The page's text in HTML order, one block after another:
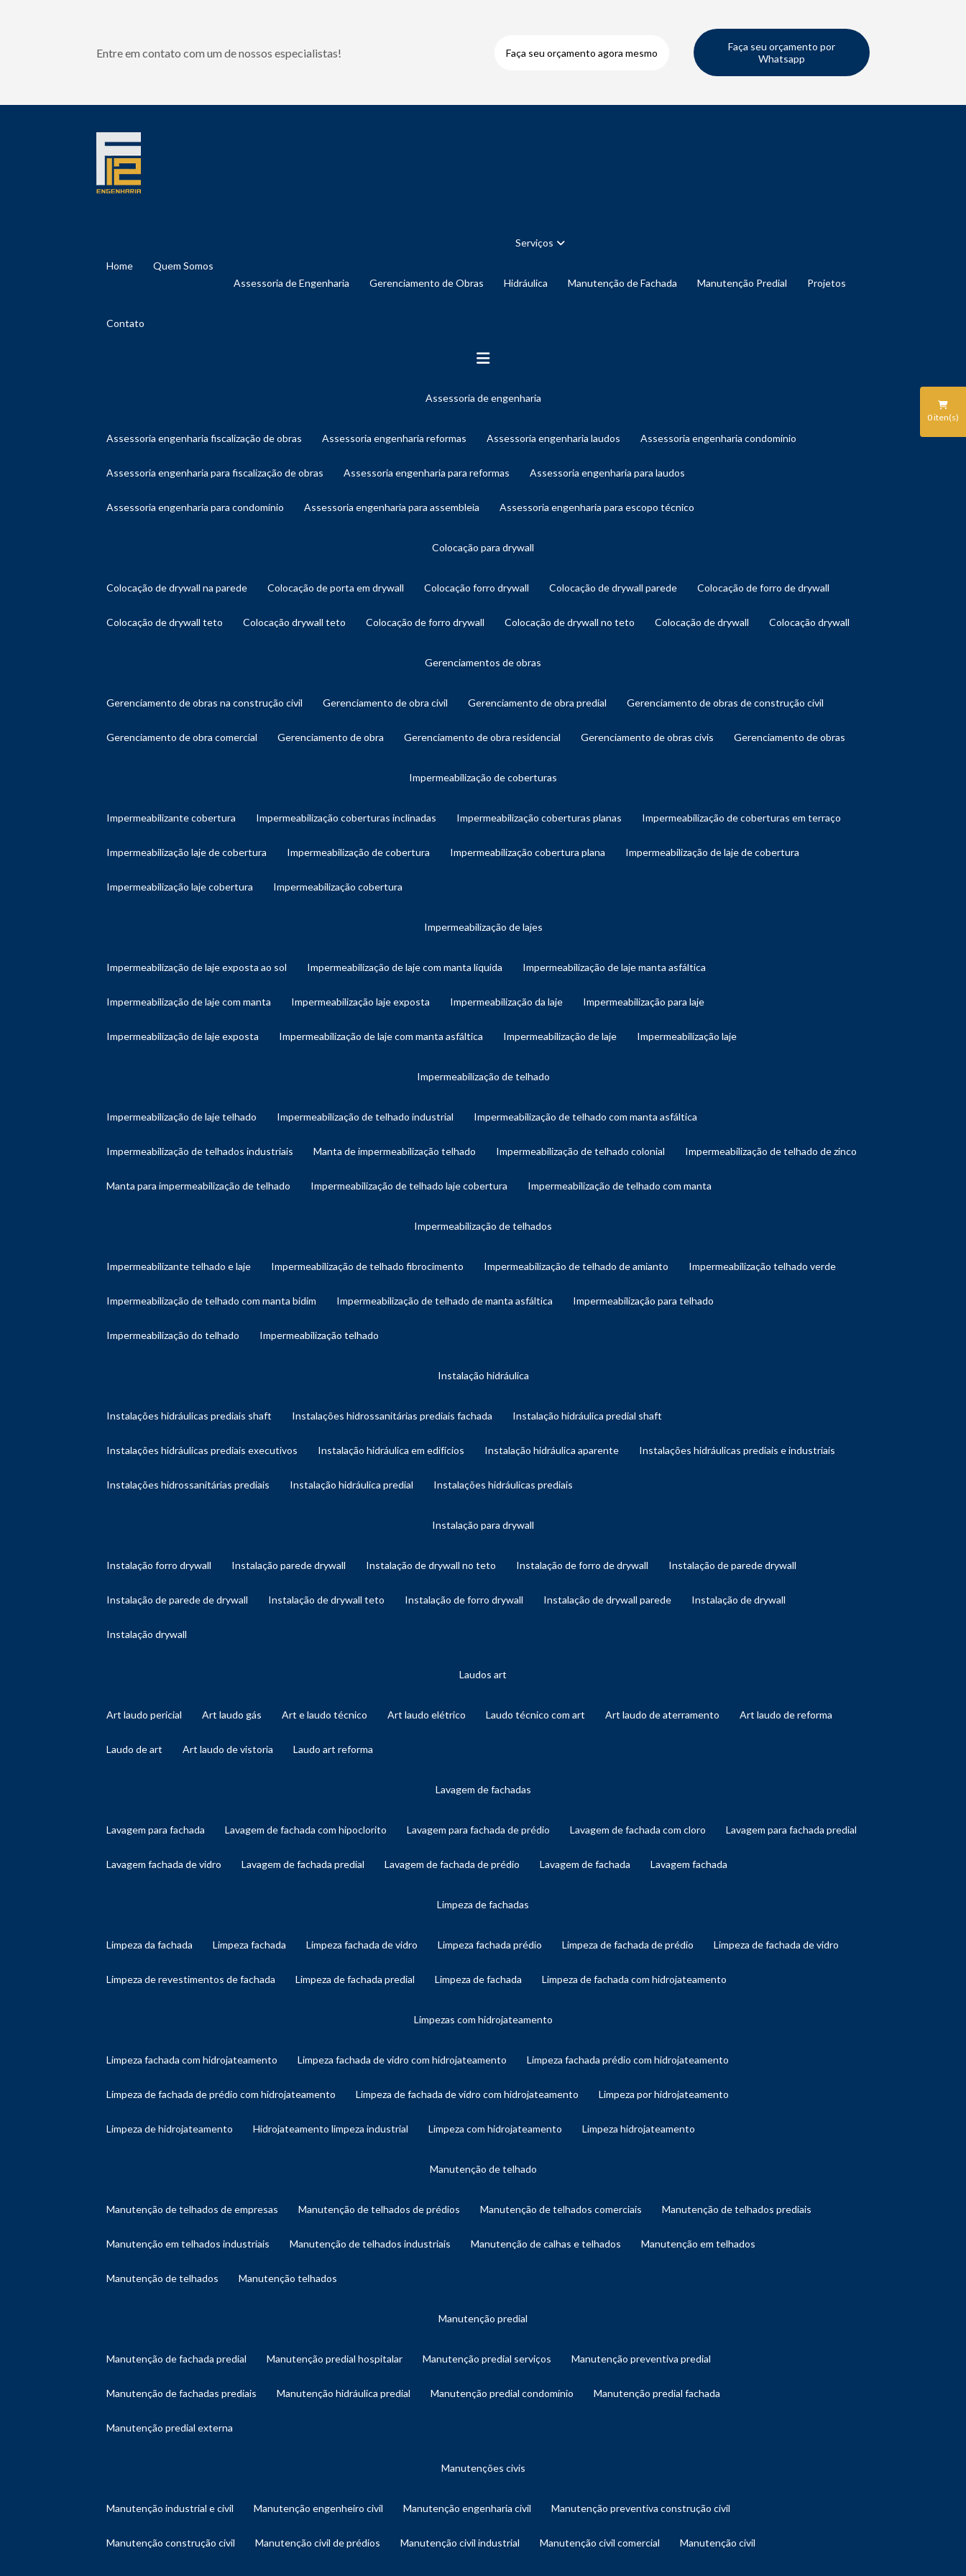
Entre em contato com um de nossos especialistas! Faça seu orçamento agora mesmo
Faça seu orçamento por
Whatsapp
Home Quem Somos
Serviços
Assessoria de Engenharia Gerenciamento de Obras Hidráulica Manutenção de Fachada Manutenção Predial Projetos
Contato
assessoria de engenharia
assessoria engenharia fiscalização de obras assessoria engenharia reformas assessoria engenharia laudos assessoria engenharia condomínio
assessoria engenharia para fiscalização de obras assessoria engenharia para reformas assessoria engenharia para laudos
assessoria engenharia para condomínio assessoria engenharia para assembleia assessoria engenharia para escopo técnico
colocação para drywall
colocação de drywall na parede colocação de porta em drywall colocação forro drywall colocação de drywall parede colocação de forro de drywall
colocação de drywall teto colocação drywall teto colocação de forro drywall colocação de drywall no teto colocação de drywall colocação drywall
gerenciamentos de obras
gerenciamento de obras na construção civil gerenciamento de obra civil gerenciamento de obra predial gerenciamento de obras de construção civil
gerenciamento de obra comercial gerenciamento de obra gerenciamento de obra residencial gerenciamento de obras civis gerenciamento de obras
impermeabilização de coberturas
impermeabilizante cobertura impermeabilização coberturas inclinadas impermeabilização coberturas planas impermeabilização de coberturas em terraço
impermeabilização laje de cobertura impermeabilização de cobertura impermeabilização cobertura plana impermeabilização de laje de cobertura
impermeabilização laje cobertura impermeabilização cobertura
impermeabilização de lajes
impermeabilização de laje exposta ao sol impermeabilização de laje com manta líquida impermeabilização de laje manta asfáltica
impermeabilização de laje com manta impermeabilização laje exposta impermeabilização da laje impermeabilização para laje
impermeabilização de laje exposta impermeabilização de laje com manta asfáltica impermeabilização de laje impermeabilização laje
impermeabilização de telhado
impermeabilização de laje telhado impermeabilização de telhado industrial impermeabilização de telhado com manta asfáltica
impermeabilização de telhados industriais manta de impermeabilização telhado impermeabilização de telhado colonial impermeabilização de telhado de zinco
manta para impermeabilização de telhado impermeabilização de telhado laje cobertura impermeabilização de telhado com manta
impermeabilização de telhados
impermeabilizante telhado e laje impermeabilização de telhado fibrocimento impermeabilização de telhado de amianto impermeabilização telhado verde
impermeabilização de telhado com manta bidim impermeabilização de telhado de manta asfáltica impermeabilização para telhado
impermeabilização do telhado impermeabilização telhado
instalação hidráulica
instalações hidráulicas prediais shaft instalações hidrossanitárias prediais fachada instalação hidráulica predial shaft
instalações hidráulicas prediais executivos instalação hidráulica em edifícios instalação hidráulica aparente instalações hidráulicas prediais e industriais
instalações hidrossanitárias prediais instalação hidráulica predial instalações hidráulicas prediais
instalação para drywall
instalação forro drywall instalação parede drywall instalação de drywall no teto instalação de forro de drywall instalação de parede drywall
instalação de parede de drywall instalação de drywall teto instalação de forro drywall instalação de drywall parede instalação de drywall
instalação drywall
laudos art
art laudo pericial art laudo gás art e laudo técnico art laudo elétrico laudo técnico com art art laudo de aterramento art laudo de reforma
laudo de art art laudo de vistoria laudo art reforma
lavagem de fachadas
lavagem para fachada lavagem de fachada com hipoclorito lavagem para fachada de prédio lavagem de fachada com cloro lavagem para fachada predial
lavagem fachada de vidro lavagem de fachada predial lavagem de fachada de prédio lavagem de fachada lavagem fachada
limpeza de fachadas
limpeza da fachada limpeza fachada limpeza fachada de vidro limpeza fachada prédio limpeza de fachada de prédio limpeza de fachada de vidro
limpeza de revestimentos de fachada limpeza de fachada predial limpeza de fachada limpeza de fachada com hidrojateamento
limpezas com hidrojateamento
limpeza fachada com hidrojateamento limpeza fachada de vidro com hidrojateamento limpeza fachada prédio com hidrojateamento
limpeza de fachada de prédio com hidrojateamento limpeza de fachada de vidro com hidrojateamento limpeza por hidrojateamento
limpeza de hidrojateamento hidrojateamento limpeza industrial limpeza com hidrojateamento limpeza hidrojateamento
manutenção de telhado
manutenção de telhados de empresas manutenção de telhados de prédios manutenção de telhados comerciais manutenção de telhados prediais
manutenção em telhados industriais manutenção de telhados industriais manutenção de calhas e telhados manutenção em telhados
manutenção de telhados manutenção telhados
manutenção predial
manutenção de fachada predial manutenção predial hospitalar manutenção predial serviços manutenção preventiva predial
manutenção de fachadas prediais manutenção hidráulica predial manutenção predial condomínio manutenção predial fachada
manutenção predial externa
manutenções civis
manutenção industrial e civil manutenção engenheiro civil manutenção engenharia civil manutenção preventiva construção civil
manutenção construção civil manutenção civil de prédios manutenção civil industrial manutenção civil comercial manutenção civil
0iten(s)